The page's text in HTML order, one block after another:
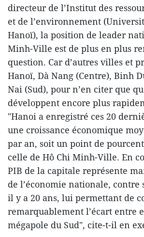
directeur de l’Institut des
et de l’environnement
Hanoï), la position de leader
Minh-Ville est de plus en plus
question. Car d’autres villes et
Hanoï, Dà Nang (Centre), Binh
Nai (Sud), pour n’en citer que
développent encore plus
"Hanoi a enregistré ces 20
une croissance économique
par an, soit un point de
celle de Hô Chi Minh-Ville. En
PIB de la capitale représente
de l’économie nationale, contre
il y a 20 ans, lui permettant de
remarquablement l’écart entre
mégapole du Sud", cite-t-il en